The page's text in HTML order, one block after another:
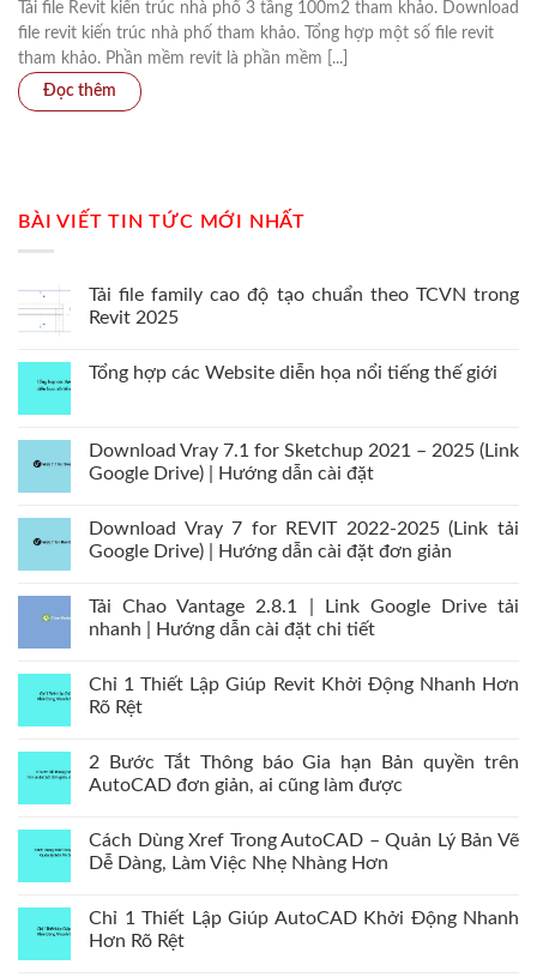
Tải file Revit kiến trúc nhà phố 3 tầng 100m2 tham khảo. Download
file revit kiến trúc nhà phố tham khảo. Tổng hợp một số file revit
tham khảo. Phần mềm revit là phần mềm [...]
BÀI VIẾT TIN TỨC MỚI NHẤT
Tải file family cao độ tạo chuẩn theo TCVN trong
Revit 2025
Tổng hợp các Website diễn họa nổi tiếng thế giới
Download Vray 7.1 for Sketchup 2021 – 2025 (Link
Google Drive) | Hướng dẫn cài đặt
Download Vray 7 for REVIT 2022-2025 (Link tải
Google Drive) | Hướng dẫn cài đặt đơn giản
Tải Chao Vantage 2.8.1 | Link Google Drive tải
nhanh | Hướng dẫn cài đặt chi tiết
Chỉ 1 Thiết Lập Giúp Revit Khởi Động Nhanh Hơn
Rõ Rệt
2 Bước Tắt Thông báo Gia hạn Bản quyền trên
AutoCAD đơn giản, ai cũng làm được
Cách Dùng Xref Trong AutoCAD – Quản Lý Bản Vẽ
Dễ Dàng, Làm Việc Nhẹ Nhàng Hơn
Chỉ 1 Thiết Lập Giúp AutoCAD Khởi Động Nhanh
Hơn Rõ Rệt